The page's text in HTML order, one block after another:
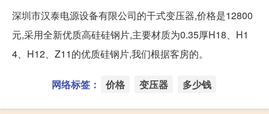
深圳市汉泰电源设备有限公司的干式变压器,价格是12800
元,采用全新优质高硅硅钢片,主要材质为0.35厚H18、H1
4、H12、Z11的优质硅钢片,我们根据客房的。
网络标签： 价格 变压器 多少钱